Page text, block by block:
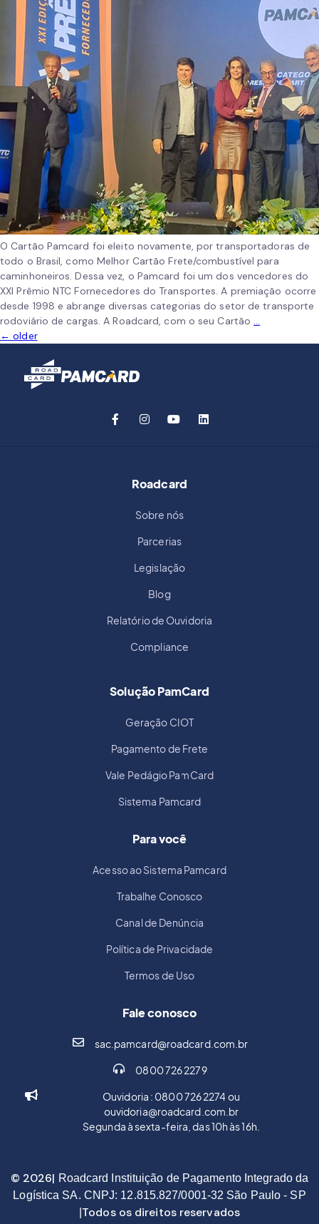
O Cartão Pamcard foi eleito novamente, por transportadoras de
todo o Brasil, como Melhor Cartão Frete/combustível para
caminhoneiros. Dessa vez, o Pamcard foi um dos vencedores do
XXI Prêmio NTC Fornecedores do Transportes. A premiação ocorre
desde 1998 e abrange diversas categorias do setor de transporte
rodoviário de cargas. A Roadcard, com o seu Cartão …
← older
Roadcard
Sobre nós
Parcerias
Legislação
Blog
Relatório de Ouvidoria
Compliance
Solução PamCard
Geração CIOT
Pagamento de Frete
Vale Pedágio PamCard
Sistema Pamcard
Para você
Acesso ao Sistema Pamcard
Trabalhe Conosco
Canal de Denúncia
Política de Privacidade
Termos de Uso
Fale conosco
sac.pamcard@roadcard.com.br
0800 726 2279
Ouvidoria : 0800 726 2274 ou
ouvidoria@roadcard.com.br
Segunda à sexta-feira, das 10h às 16h.
© 2026| Roadcard Instituição de Pagamento Integrado da
Logística SA. CNPJ: 12.815.827/0001-32 São Paulo - SP
Todos os direitos reservados